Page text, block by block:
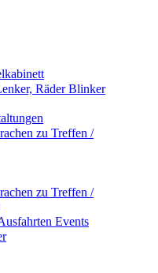
Räder Blinker
zu Treffen /
zu Treffen /
Events